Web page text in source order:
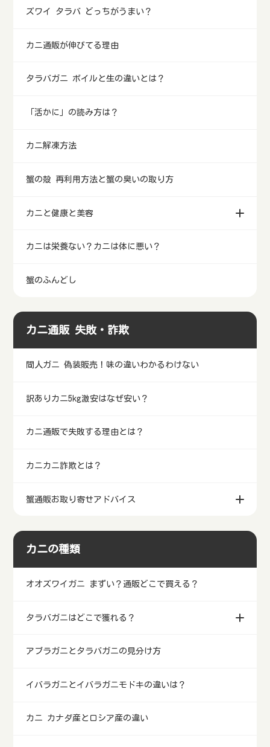
ズワイ タラバ どっちがうまい？
カニ通販が伸びてる理由
タラバガニ ボイルと生の違いとは？
「活かに」の読み方は？
カニ解凍方法
蟹の殻 再利用方法と蟹の臭いの取り方
カニと健康と美容
カニは栄養ない？カニは体に悪い？
蟹のふんどし
カニ通販 失敗・詐欺
間人ガニ 偽装販売！味の違いわかるわけない
訳ありカニ5kg激安はなぜ安い？
カニ通販で失敗する理由とは？
カニカニ詐欺とは？
蟹通販お取り寄せアドバイス
カニの種類
オオズワイガニ まずい？通販どこで買える？
タラバガニはどこで獲れる？
アブラガニとタラバガニの見分け方
イバラガニとイバラガニモドキの違いは？
カニ カナダ産とロシア産の違い